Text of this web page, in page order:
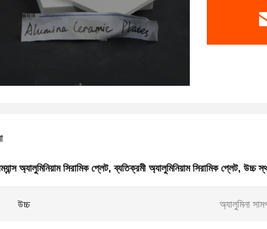
অ্যালুমিনিয়াম সিরামিক প্লেট,ব্যতিক্রমী অ্যালুমিনিয়াম সিরামিক প্লেট, উচ্চ
উচ্চ অ্যালুমিনা